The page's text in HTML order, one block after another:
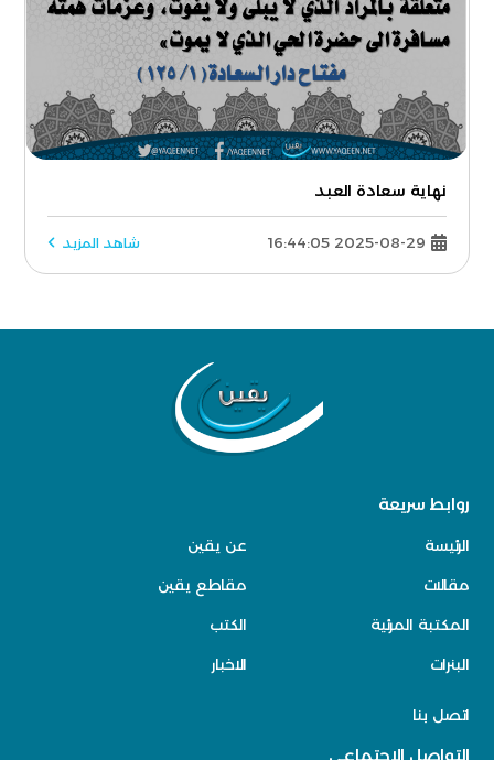
نهاية سعادة العبد
2025-08-29 16:44:05 شاهد المزيد
روابط سريعة
الرئيسة عن يقين
مقالات مقاطع يقين
المكتبة المرئية الكتب
البنرات الاخبار
اتصل بنا